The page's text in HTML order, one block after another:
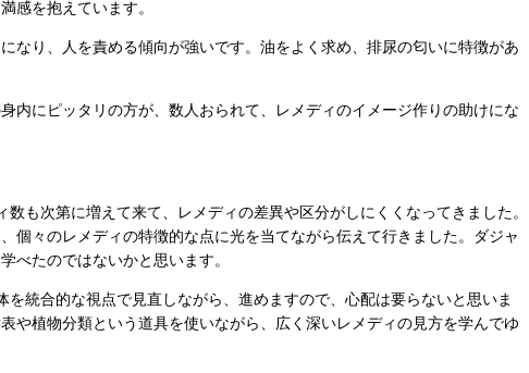
感を抱えています。
なり、人を責める傾向が強いです。油をよく求め、排尿の匂いに特徴があ
内にピッタリの方が、数人おられて、レメディのイメージ作りの助けにな
数も次第に増えて来て、レメディの差異や区分がしにくくなってきました。
個々のレメディの特徴的な点に光を当てながら伝えて行きました。ダジャ
べたのではないかと思います。
を統合的な視点で見直しながら、進めますので、心配は要らないと思いま
や植物分類という道具を使いながら、広く深いレメディの見方を学んでゆ